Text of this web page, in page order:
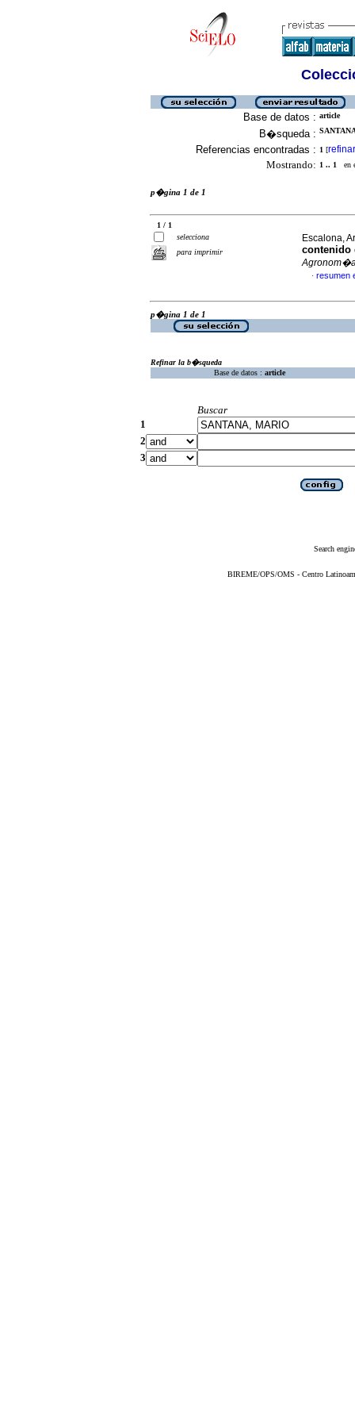
Base de datos : article
B�squeda :
Referencias encontradas : 1 [refinar
Mostrando: 1 .. 1 en
p�gina 1 de 1
1 / 1
selecciona
para imprimir
Escalona,
contenido
· resumen
p�gina 1 de 1
Refinar la b�squeda
Base de datos : article
Buscar
1
2
3
Search
BIREME/OPS/OMS - Centro